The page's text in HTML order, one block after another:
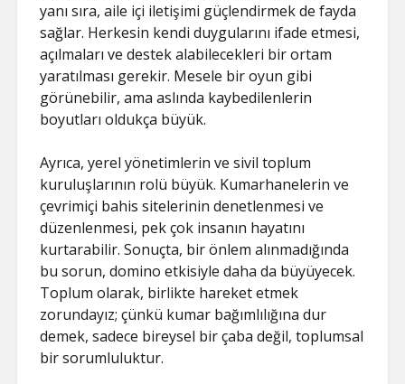
yanı sıra, aile içi iletişimi güçlendirmek de fayda
sağlar. Herkesin kendi duygularını ifade etmesi,
açılmaları ve destek alabilecekleri bir ortam
yaratılması gerekir. Mesele bir oyun gibi
görünebilir, ama aslında kaybedilenlerin
boyutları oldukça büyük.
Ayrıca, yerel yönetimlerin ve sivil toplum
kuruluşlarının rolü büyük. Kumarhanelerin ve
çevrimiçi bahis sitelerinin denetlenmesi ve
düzenlenmesi, pek çok insanın hayatını
kurtarabilir. Sonuçta, bir önlem alınmadığında
bu sorun, domino etkisiyle daha da büyüyecek.
Toplum olarak, birlikte hareket etmek
zorundayız; çünkü kumar bağımlılığına dur
demek, sadece bireysel bir çaba değil, toplumsal
bir sorumluluktur.